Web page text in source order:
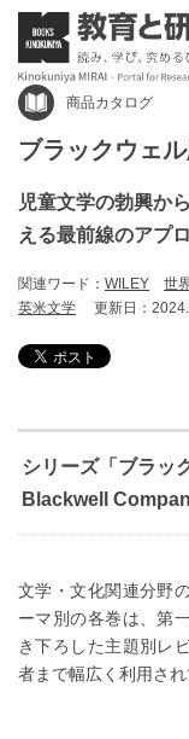
商品カタログ
ブラックウェ
児童文学の勃興か
える最前線のアプ
関連ワード： WILEY 世
英米文学
更新日：
シリーズ「ブラッ
Blackwell
文学・文化関連分野
ーマ別の各巻は、第
き下ろした主題別レ
者まで幅広く利用され